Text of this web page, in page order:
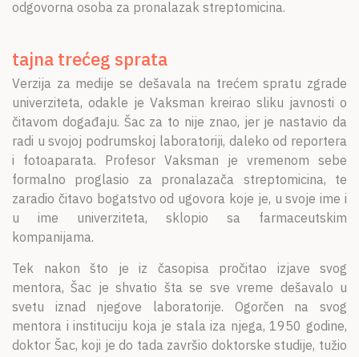
odgovorna osoba za pronalazak streptomicina.
tajna trećeg sprata
Verzija za medije se dešavala na trećem spratu zgrade
univerziteta, odakle je Vaksman kreirao sliku javnosti o
čitavom događaju. Šac za to nije znao, jer je nastavio da
radi u svojoj podrumskoj laboratoriji, daleko od reportera
i fotoaparata. Profesor Vaksman je vremenom sebe
formalno proglasio za pronalazača streptomicina, te
zaradio čitavo bogatstvo od ugovora koje je, u svoje ime i
u ime univerziteta, sklopio sa farmaceutskim
kompanijama.
Tek nakon što je iz časopisa pročitao izjave svog
mentora, Šac je shvatio šta se sve vreme dešavalo u
svetu iznad njegove laboratorije. Ogorčen na svog
mentora i instituciju koja je stala iza njega, 1950 godine,
doktor Šac, koji je do tada završio doktorske studije, tužio